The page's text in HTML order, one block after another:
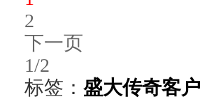
2
下一页
1/2
标签： 盛大传奇客